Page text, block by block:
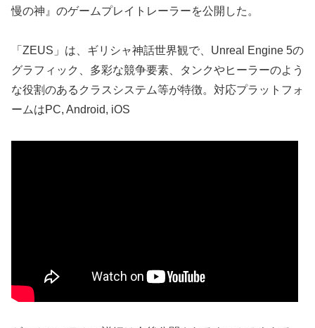
慢の神』のゲームプレイトレーラーを公開した。
「ZEUS」は、ギリシャ神話世界観で、Unreal Engine 5の
グラフィック、多彩な競争要素、タンクやヒーラーのよう
な役割のあるクラスシステム等が特徴。対応プラットフォ
ームはPC, Android, iOS